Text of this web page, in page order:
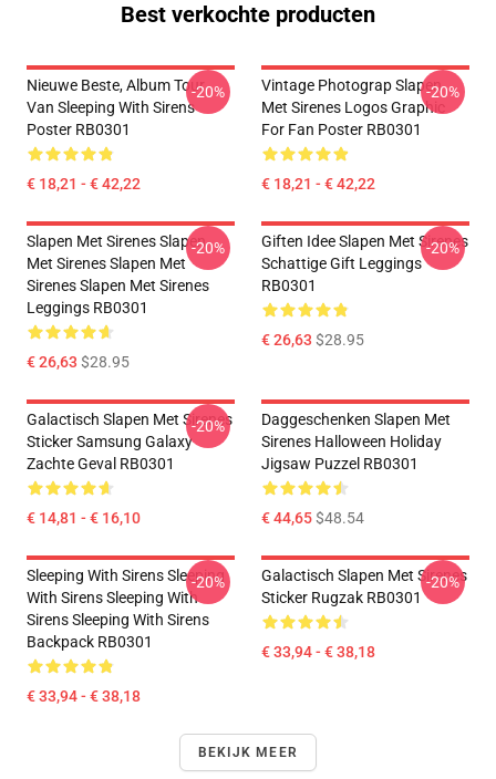
Best verkochte producten
Nieuwe Beste, Album Tour
Van Sleeping With Sirens
Poster RB0301
€ 18,21 - € 42,22
-20%
Vintage Photograp Slapen
Met Sirenes Logos Graphic
For Fan Poster RB0301
€ 18,21 - € 42,22
-20%
Slapen Met Sirenes Slapen
Met Sirenes Slapen Met
Sirenes Slapen Met Sirenes
Leggings RB0301
€ 26,63 $28.95
-20%
Giften Idee Slapen Met Sirenes
Schattige Gift Leggings
RB0301
€ 26,63 $28.95
-20%
Galactisch Slapen Met Sirenes
Sticker Samsung Galaxy
Zachte Geval RB0301
€ 14,81 - € 16,10
-20%
Daggeschenken Slapen Met
Sirenes Halloween Holiday
Jigsaw Puzzel RB0301
€ 44,65$48.54
Sleeping With Sirens Sleeping
With Sirens Sleeping With
Sirens Sleeping With Sirens
Backpack RB0301
€ 33,94 - € 38,18
-20%
Galactisch Slapen Met Sirenes
Sticker Rugzak RB0301
€ 33,94 - € 38,18
-20%
BEKIJK MEER